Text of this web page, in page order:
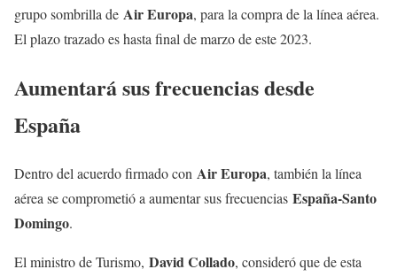
grupo sombrilla de Air Europa, para la compra de la línea aérea.
El plazo trazado es hasta final de marzo de este 2023.
Aumentará sus frecuencias desde
España
Dentro del acuerdo firmado con Air Europa, también la línea
aérea se comprometió a aumentar sus frecuencias España-Santo
Domingo.
El ministro de Turismo, David Collado, consideró que de esta